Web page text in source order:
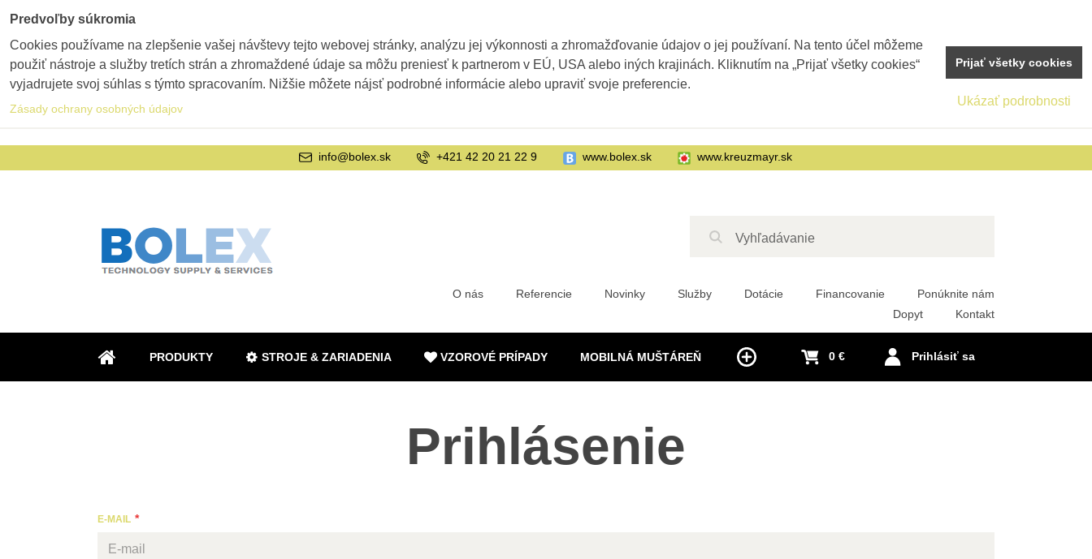
ÚVOD
PRODUKTY STROJE & ZARIADENIA VZOROVÉ PRÍPADY MOBILNÁ MUŠTÁREŇ
O nás Referencie Novinky Služby Dotácie Financovanie
Ponúknite nám
Dopyt
Kontakt
Prihlásiť sa
0 €
info@bolex.sk +421 42 20 21 22 9 www.bolex.sk www.kreuzmayr.sk
Prihlásenie
E-MAIL
Predvoľby súkromia
Cookies používame na zlepšenie vašej návštevy tejto webovej stránky, analýzu jej výkonnosti a zhromažďovanie údajov o jej používaní. Na tento účel môžeme
použiť nástroje a služby tretích strán a zhromaždené údaje sa môžu preniesť k partnerom v EÚ, USA alebo iných krajinách. Kliknutím na „Prijať všetky cookies“
vyjadrujete svoj súhlas s týmto spracovaním. Nižšie môžete nájsť podrobné informácie alebo upraviť svoje preferencie.
Zásady ochrany osobných údajov
Ukázať podrobnosti
Prijať všetky cookies